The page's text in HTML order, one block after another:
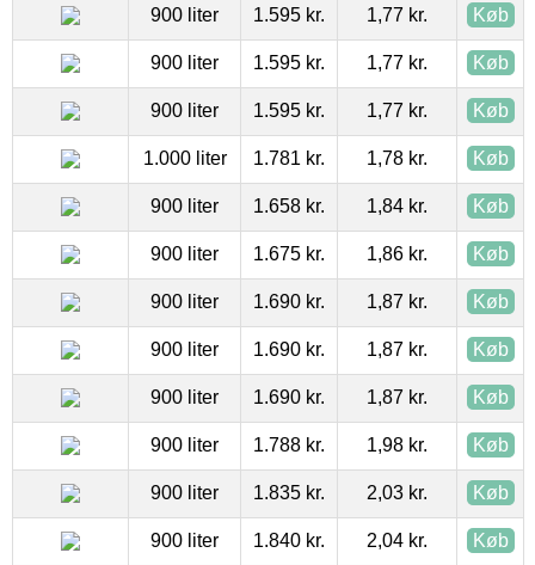
900 liter 1.595 kr. 1,77 kr. Køb
900 liter 1.595 kr. 1,77 kr. Køb
900 liter 1.595 kr. 1,77 kr. Køb
1.000 liter 1.781 kr. 1,78 kr. Køb
900 liter 1.658 kr. 1,84 kr. Køb
900 liter 1.675 kr. 1,86 kr. Køb
900 liter 1.690 kr. 1,87 kr. Køb
900 liter 1.690 kr. 1,87 kr. Køb
900 liter 1.690 kr. 1,87 kr. Køb
900 liter 1.788 kr. 1,98 kr. Køb
900 liter 1.835 kr. 2,03 kr. Køb
900 liter 1.840 kr. 2,04 kr. Køb